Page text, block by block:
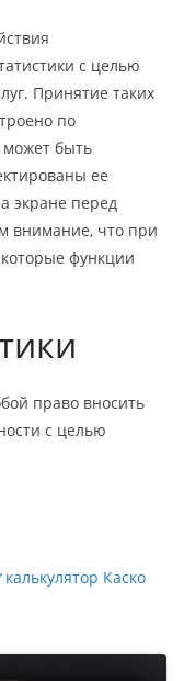
с целью
Принятие таких
по
быть
ее
экране перед
внимание, что при
функции
право вносить
с целью
калькулятор Каско